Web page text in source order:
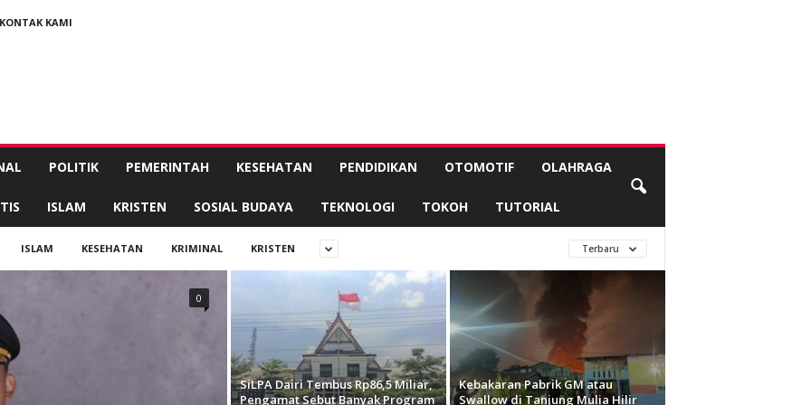
KONTAK KAMI
POLITIK PEMERINTAH KESEHATAN PENDIDIKAN OTOMOTIF OLAHRAGA
ISLAM KRISTEN SOSIAL BUDAYA TEKNOLOGI TOKOH TUTORIAL
ISLAM KESEHATAN KRIMINAL KRISTEN Terbaru
0
SiLPA Dairi Tembus Rp86,5 Miliar,
Pengamat Sebut Banyak Program
Kebakaran Pabrik GM atau
Swallow di Tanjung Mulia Hilir